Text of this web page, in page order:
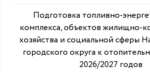
Подготовка топливно-
комплекса, объектов жилищно-
хозяйства и социальной сферы
городского округа к
2026/2027 годов